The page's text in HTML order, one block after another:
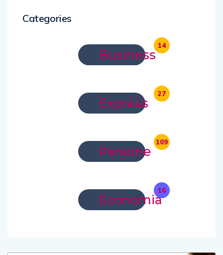
Categories
Business
14
Express
27
Persone
109
Economia
16